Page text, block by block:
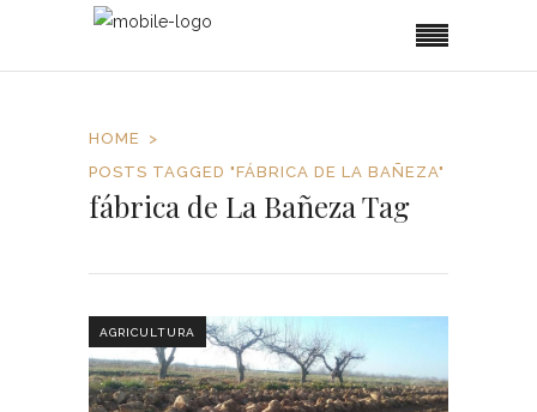
HOME
POSTS TAGGED "FÁBRICA DE LA BAÑEZA"
fábrica de La Bañeza Tag
AGRICULTURA